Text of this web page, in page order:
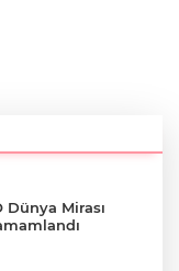
Dünya Mirası